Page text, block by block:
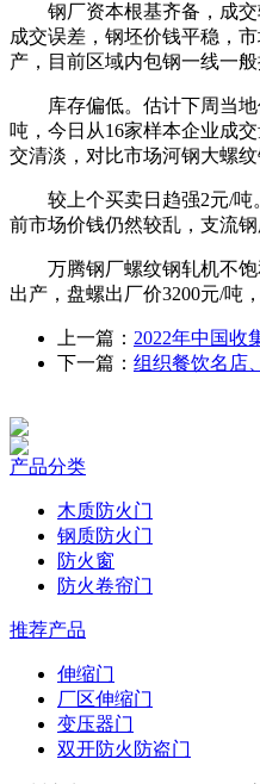
钢厂资本根基齐备，成交较
成交误差，钢坯价钱平稳，
产，目前区域内包钢一线一
库存偏低。估计下周当地
吨，今日从16家样本企业成
交清淡，对比市场河钢大螺
较上个买卖日趋强2元/吨。
前市场价钱仍然较乱，支流
万腾钢厂螺纹钢轧机不饱
出产，盘螺出厂价3200元/吨
上一篇： 2022年中国收
下一篇： 组织餐饮名店
产品分类
木质防火门
钢质防火门
防火窗
防火卷帘门
推荐产品
伸缩门
厂区伸缩门
变压器门
双开防火防盗门